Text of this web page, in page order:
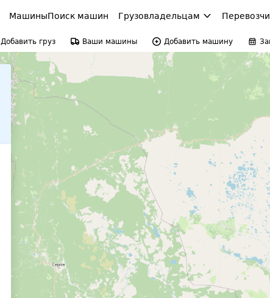
МашиныПоиск машин Грузовладельцам
Добавить груз Ваши машины Добавить машину